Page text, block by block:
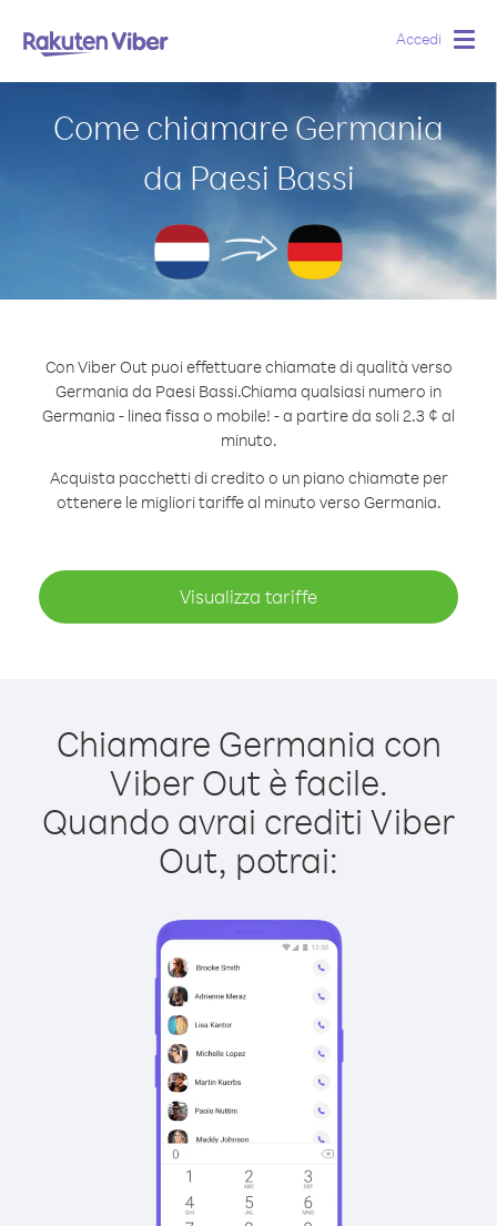
Accedi
Come chiamare Germania
da Paesi Bassi
Con Viber Out puoi effettuare chiamate di qualità verso
Germania da Paesi Bassi.Chiama qualsiasi numero in
Germania - linea fissa o mobile! - a partire da soli 2.3 ¢ al
minuto.
Acquista pacchetti di credito o un piano chiamate per
ottenere le migliori tariffe al minuto verso Germania.
Visualizza tariffe
Chiamare Germania con
Viber Out è facile.
Quando avrai crediti Viber
Out, potrai: